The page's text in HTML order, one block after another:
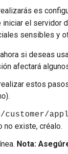
es
el servidor
sensibles y
si deseas
afectará
estos
no existe, créalo.
Nota: